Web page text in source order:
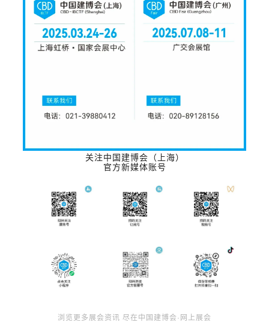
关注中国建博会（上海）
官方新媒体账号
浏览更多展会资讯 尽在中国建博会·网上展会